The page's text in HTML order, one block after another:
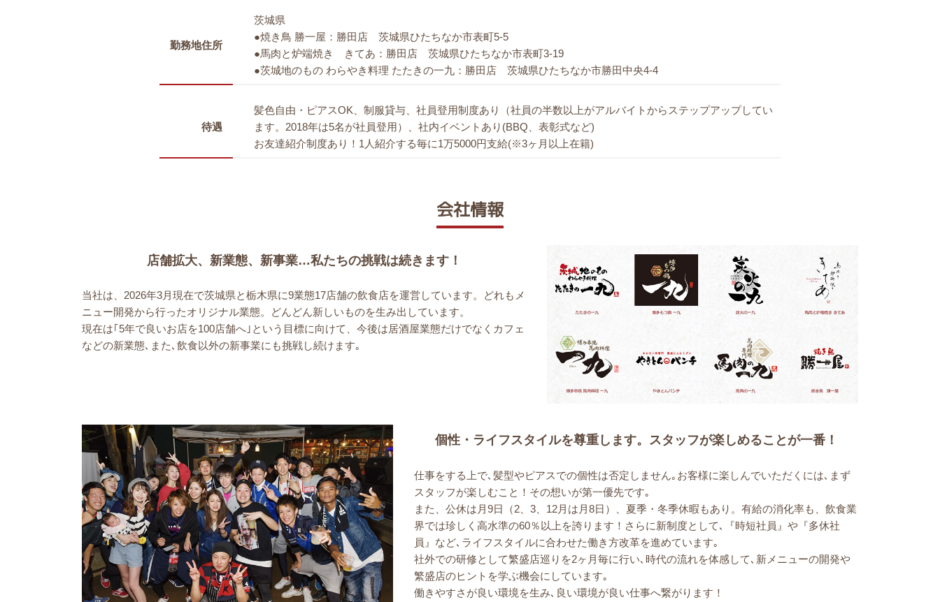
勤務地住所
茨城県
●焼き鳥 勝一屋：勝田店 茨城県ひたちなか市表町5-5
●馬肉と炉端焼き きてあ：勝田店 茨城県ひたちなか市表町3-19
●茨城地のもの わらやき料理 たたきの一九：勝田店 茨城県ひたちなか市勝田中央4-4
待遇
髪色自由・ピアスOK、制服貸与、社員登用制度あり（社員の半数以上がアルバイトからステップアップしてい
ます。2018年は5名が社員登用）、社内イベントあり(BBQ、表彰式など)
お友達紹介制度あり！1人紹介する毎に1万5000円支給(※3ヶ月以上在籍)
会社情報
店舗拡大、新業態、新事業…私たちの挑戦は続きます！
当社は、2026年3月現在で茨城県と栃木県に9業態17店舗の飲食店を運営しています。どれもメ
ニュー開発から行ったオリジナル業態。どんどん新しいものを生み出しています。
現在は｢5年で良いお店を100店舗へ｣という目標に向けて、今後は居酒屋業態だけでなくカフェ
などの新業態､また､飲食以外の新事業にも挑戦し続けます｡
個性・ライフスタイルを尊重します。 スタッフが楽しめることが一番！
仕事をする上で､髪型やピアスでの個性は否定しません｡お客様に楽しんでいただくには､まず
スタッフが楽しむこと！その想いが第一優先です｡
また、公休は月9日（2、3、12月は月8日）、夏季・冬季休暇もあり。有給の消化率も、飲食業
界では珍しく高水準の60％以上を誇ります！さらに新制度として､『時短社員』や『多休社
員』など､ライフスタイルに合わせた働き方改革を進めています｡
社外での研修として繁盛店巡りを2ヶ月毎に行い､時代の流れを体感して､新メニューの開発や
繁盛店のヒントを学ぶ機会にしています｡
働きやすさが良い環境を生み､良い環境が良い仕事へ繋がります！